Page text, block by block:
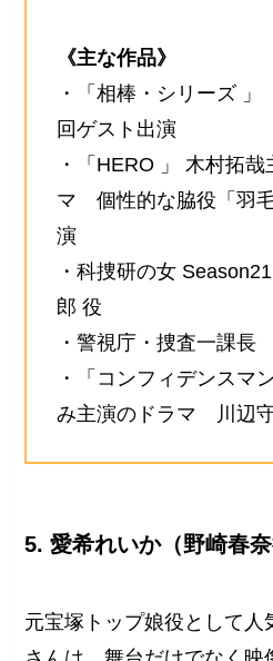
《主な作品》
・「相棒・シリーズ
回ゲスト出演
・「HERO 」 木村拓
マ 個性的な脇役「羽
演
・科捜研の女
郎 役
・警視庁・捜査一課
・「コンフィデンス
み主演のドラマ 川辺
5. 愛希れいか（野崎春奈
元宝塚トップ娘役として人